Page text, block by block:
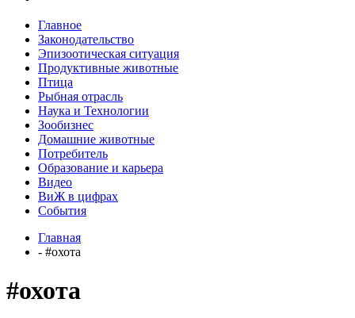
Главное
Законодательство
Эпизоотическая ситуация
Продуктивные животные
Птица
Рыбная отрасль
Наука и Технологии
Зообизнес
Домашние животные
Потребитель
Образование и карьера
Видео
ВиЖ в цифрах
События
Главная
- #охота
#охота